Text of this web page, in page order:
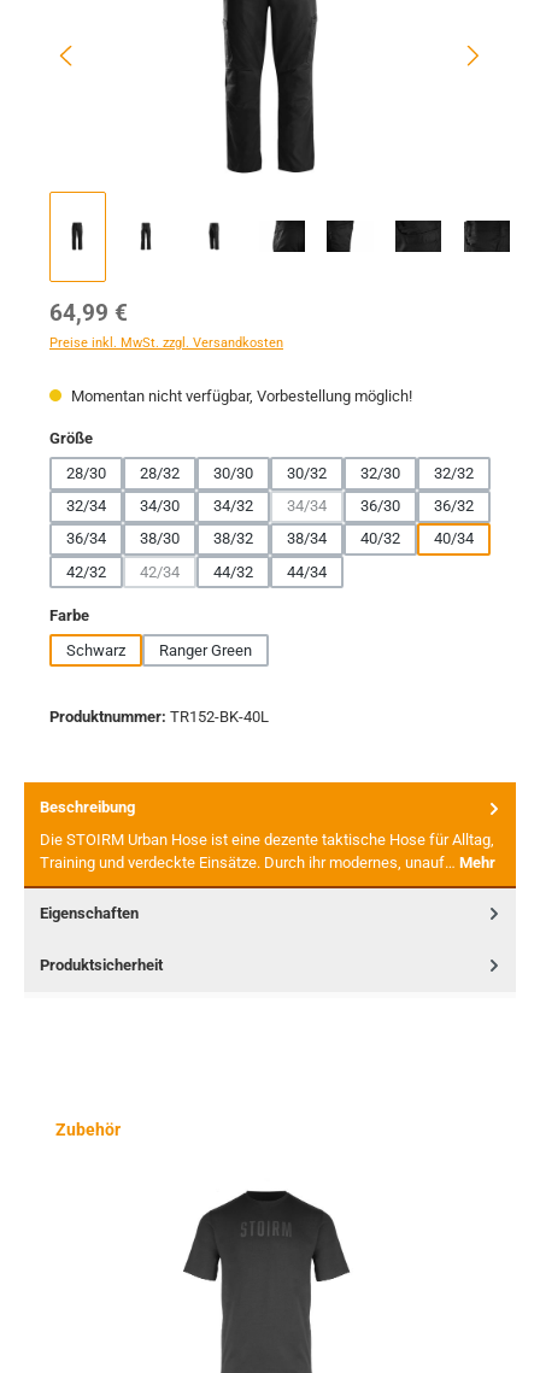
Regulärer Preis:
64,99 €
Preise inkl. MwSt. zzgl. Versandkosten
Momentan nicht verfügbar, Vorbestellung möglich!
Größeauswählen
28/30
28/32 30/30 30/32 32/30
32/32
32/34
34/30 34/32 34/34
(Diese Option ist zurzeit nicht
36/30
36/32
36/34
38/30 38/32 38/34 40/32
40/34
42/32
42/34
(Diese Option ist zurzeit nicht verfügbar.)
44/32 44/34
Farbeauswählen
Schwarz
Ranger Green
Produktnummer: TR152-BK-40L
Beschreibung
Die STOIRM Urban Hose ist eine dezente taktische Hose für Alltag,
Training und verdeckte Einsätze. Durch ihr modernes, unauf… Mehr
Eigenschaften
Produktsicherheit
Produktgalerie überspringen
Zubehör